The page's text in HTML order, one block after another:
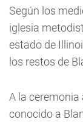
Según los
iglesia
estado de
los restos de
A la
conocido a